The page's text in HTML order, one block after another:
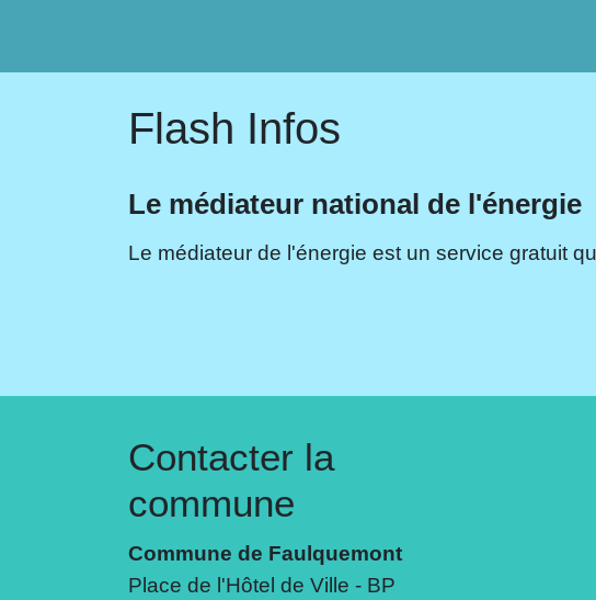
Flash Infos
Le médiateur national de l'énergie
Le médiateur de l'énergie est un service gratuit
Contacter la
commune
Commune de Faulquemont
Place de l'Hôtel de Ville - BP